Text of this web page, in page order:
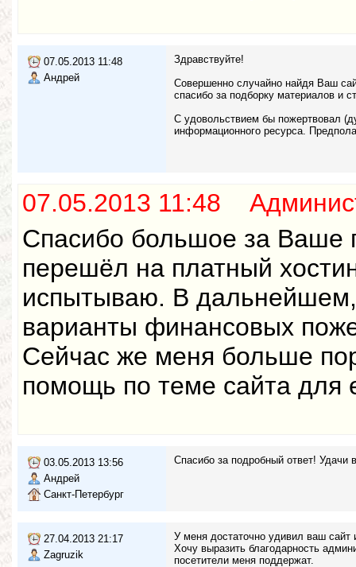
07.05.2013 11:48
Андрей
Здравствуйте!
Совершенно случайно найдя Ваш
спасибо за подборку материалов и
С удовольствием бы пожертвовал
информационного ресурса.
07.05.2013 11:48
Спасибо большое за Ваше
перешёл на платный
испытываю. В
варианты финансовых
Сейчас же меня больше
помощь по теме сайта для
03.05.2013 13:56
Андрей
Санкт-Петербург
Спасибо за подробный ответ! Удачи
27.04.2013 21:17
Zagruzik
У меня достаточно удивил ваш сайт
Хочу выразить благодарность
посетители меня поддержат.